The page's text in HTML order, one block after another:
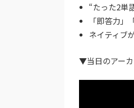
“たった2単
「即答力
ネイティブ
▼当日のアーカ